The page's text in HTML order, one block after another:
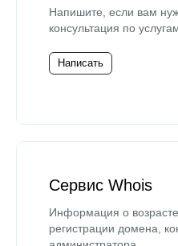
Напишите, если вам
консультация по
Написать
Сервис Whois
Информация о
регистрации домена,